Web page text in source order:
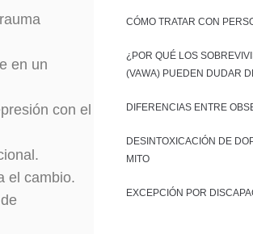
en un
con el
el cambio.
CÓMO TRATAR CON
¿POR QUÉ LOS
(VAWA) PUEDEN DUDAR
DIFERENCIAS ENTRE
DESINTOXICACIÓN DE
MITO
EXCEPCIÓN POR